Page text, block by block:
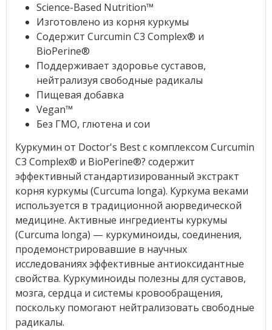
Science-Based Nutrition™
Изготовлено из корня куркумы
Содержит Curcumin C3 Complex® и
BioPerine®
Поддерживает здоровье суставов,
нейтрализуя свободные радикалы
Пищевая добавка
Vegan™
Без ГМО, глютена и сои
Куркумин от Doctor's Best с комплексом Curcumin
C3 Complex® и BioPerine®? содержит
эффективный стандартизированный экстракт
корня куркумы (Curcuma longa). Куркума веками
используется в традиционной аюрведической
медицине. Активные ингредиенты куркумы
(Curcuma longa) — куркуминоиды, соединения,
продемонстрировавшие в научных
исследованиях эффективные антиоксидантные
свойства. Куркуминоиды полезны для суставов,
мозга, сердца и системы кровообращения,
поскольку помогают нейтрализовать свободные
радикалы.